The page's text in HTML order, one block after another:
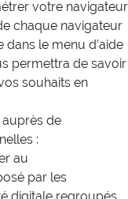
votre navigateur
chaque navigateur
dans le menu d’aide
permettra de savoir
souhaits en
auprès de
:
au
par les